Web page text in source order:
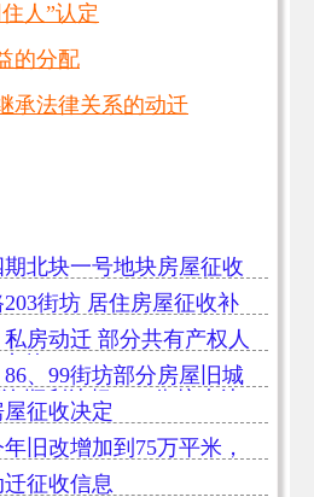
人”认定
的分配
承法律关系的动迁
北块一号地块房屋征收
街坊 居住房屋征收补
房动迁 部分共有产权人
效、99街坊部分房屋旧城
顺利达标、85街坊未达
征收决定
旧改增加到75万平米，
征收信息